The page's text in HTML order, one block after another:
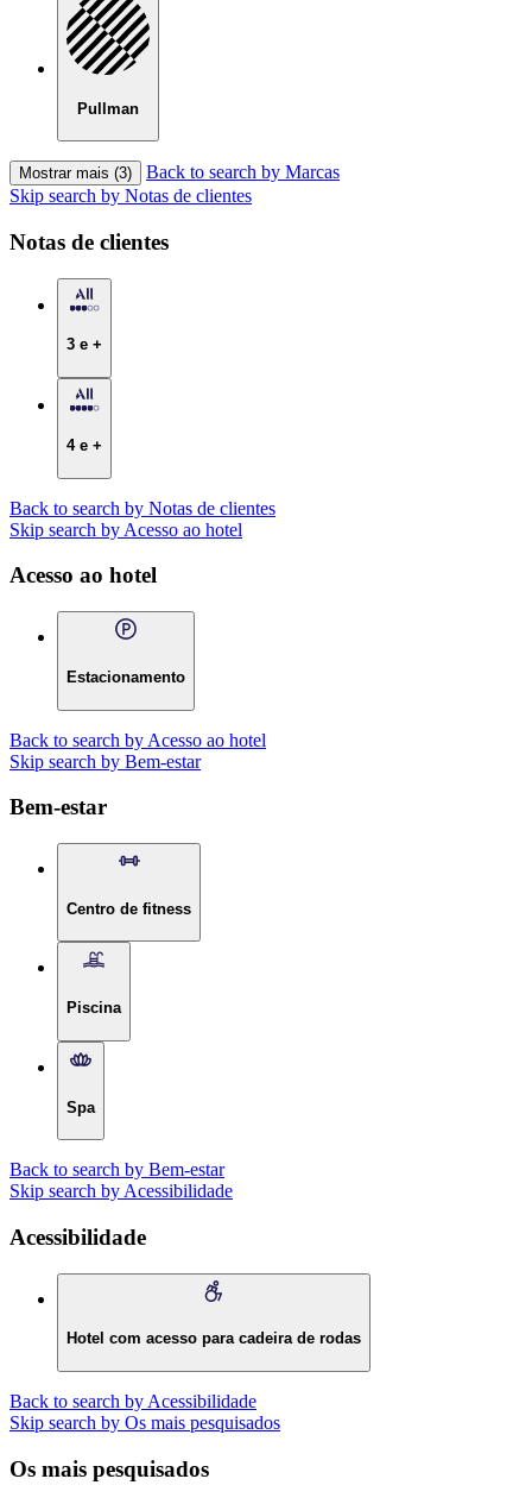
Pullman
Mostrar mais (3)
Back to search by Marcas
Skip search by Notas de clientes
Notas de clientes
3 e +
4 e +
Back to search by Notas de clientes
Skip search by Acesso ao hotel
Acesso ao hotel
Estacionamento
Back to search by Acesso ao hotel
Skip search by Bem-estar
Bem-estar
Centro de fitness
Piscina
Spa
Back to search by Bem-estar
Skip search by Acessibilidade
Acessibilidade
Hotel com acesso para cadeira de rodas
Back to search by Acessibilidade
Skip search by Os mais pesquisados
Os mais pesquisados